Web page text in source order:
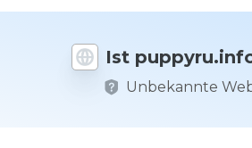
Ist
Unbekannte
würden
Skala von